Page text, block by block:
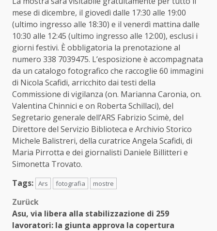
mese di dicembre, il giovedì dalle 17:30 alle 19:00
(ultimo ingresso alle 18:30) e il venerdì mattina dalle
10:30 alle 12:45 (ultimo ingresso alle 12:00), esclusi i
giorni festivi. È obbligatoria la prenotazione al
numero 338 7039475. L’esposizione è accompagnata
da un catalogo fotografico che raccoglie 60 immagini
di Nicola Scafidi, arricchito dai testi della
Commissione di vigilanza (on. Marianna Caronia, on.
Valentina Chinnici e on Roberta Schillaci), del
Segretario generale dell’ARS Fabrizio Scimè, del
Direttore del Servizio Biblioteca e Archivio Storico
Michele Balistreri, della curatrice Angela Scafidi, di
Maria Pirrotta e dei giornalisti Daniele Billitteri e
Simonetta Trovato.
Tags: Ars fotografia mostre
Beitragsnavigation
Zurück
Asu, via libera alla stabilizzazione di 259
lavoratori: la giunta approva la copertura